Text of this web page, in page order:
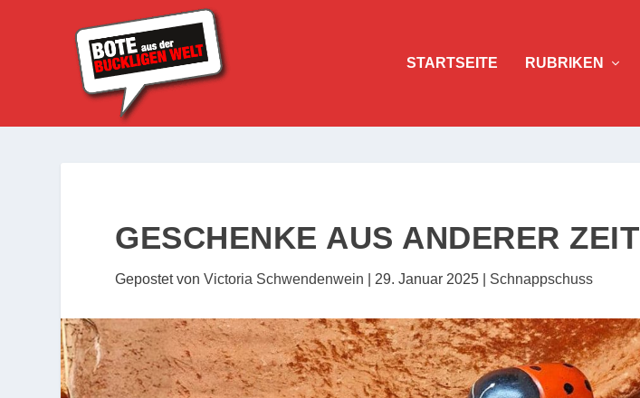
STARTSEITE RUBRIKEN
GESCHENKE AUS ANDERER ZEIT
Gepostet vonVictoria Schwendenwein 29. Januar 2025 Schnappschuss